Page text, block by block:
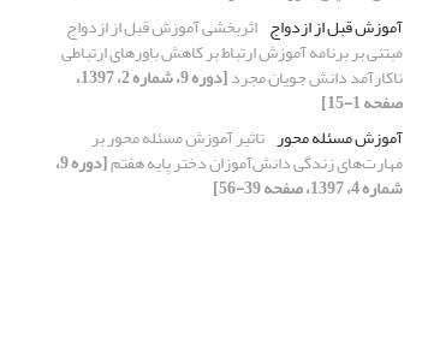
آموزش قبل از ازدواج اثربخشی آموزش قبل از ازدواج
مبتنی بر برنامه آموزش ارتباط بر کاهش باورهای ارتباطی
ناکارآمد دانش جویان مجرد [دوره 9، شماره 2، 1397،
صفحه 1-15]
آموزش مسئله محور تاثیر آموزش مسئله محور بر
مهارت‌های زندگی دانش‌آموزان دختر پایه هفتم [دوره 9،
شماره 4، 1397، صفحه 39-56]